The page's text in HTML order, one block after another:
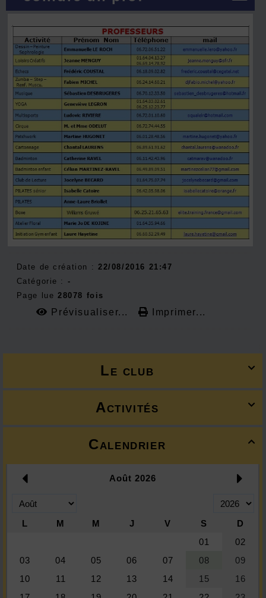

Le club

Activités

Calendrier
Date de création : 22/08/2016 21:47
Catégorie : -
Page lue 28078 fois
Prévisualiser... Imprimer...